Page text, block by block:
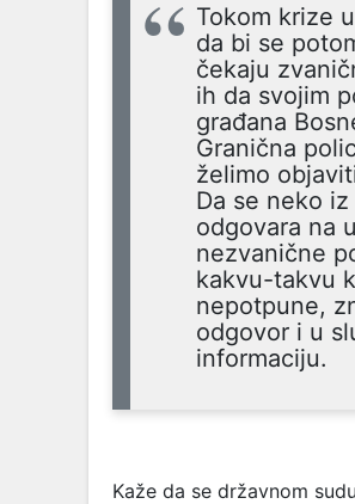
Tokom krize
da bi se
čekaju
ih da svojim
građana
Granična
želimo
Da se neko
odgovara na
nezvanične
kakvu-takvu
nepotpune,
odgovor i u
informaciju.
Kaže da se državnom